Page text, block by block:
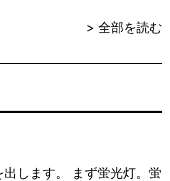
> 全部を読む
します。 まず蛍光灯。蛍